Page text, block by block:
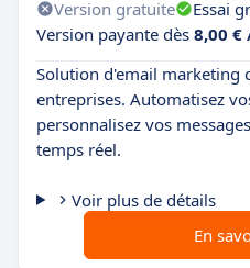
Version gratuite Essai
Version payante dès 8,00 €
Solution d'email marketing
entreprises. Automatisez
personnalisez vos
temps réel.
Voir plus de détails
En